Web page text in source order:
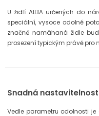
U židlí ALBA určených do
speciální, vysoce odolné
značně namáhaná židle
prosezení typickým právě pro
Snadná nastavitelnost
Vedle parametru odolnosti je